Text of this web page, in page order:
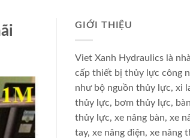
GIỚI THIỆU
Viet Xanh Hydraulics là
cấp thiết bị thủy lực công
như bộ nguồn thủy lực, xi
thủy lực, bơm thủy lực,
thủy lực, xe nâng bàn, xe
tay, xe nâng điện, xe nâng